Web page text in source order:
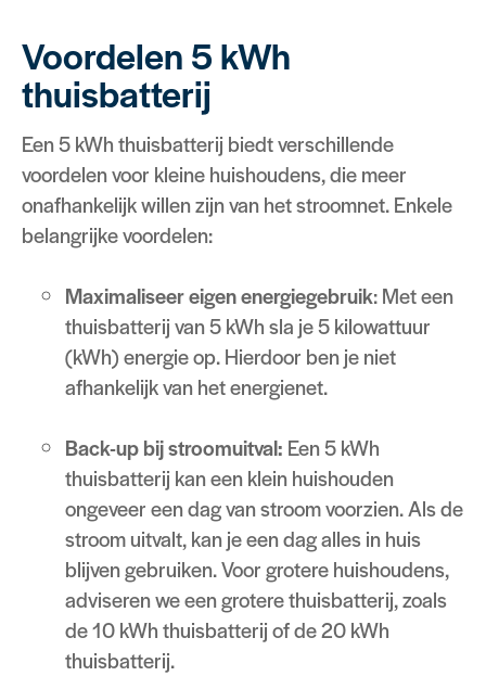
Voordelen 5 kWh
thuisbatterij
Een 5 kWh thuisbatterij biedt verschillende
voordelen voor kleine huishoudens, die meer
onafhankelijk willen zijn van het stroomnet. Enkele
belangrijke voordelen:
Maximaliseer eigen energiegebruik: Met een
thuisbatterij van 5 kWh sla je 5 kilowattuur
(kWh) energie op. Hierdoor ben je niet
afhankelijk van het energienet.
Back-up bij stroomuitval: Een 5 kWh
thuisbatterij kan een klein huishouden
ongeveer een dag van stroom voorzien. Als de
stroom uitvalt, kan je een dag alles in huis
blijven gebruiken. Voor grotere huishoudens,
adviseren we een grotere thuisbatterij, zoals
de 10 kWh thuisbatterij of de 20 kWh
thuisbatterij.